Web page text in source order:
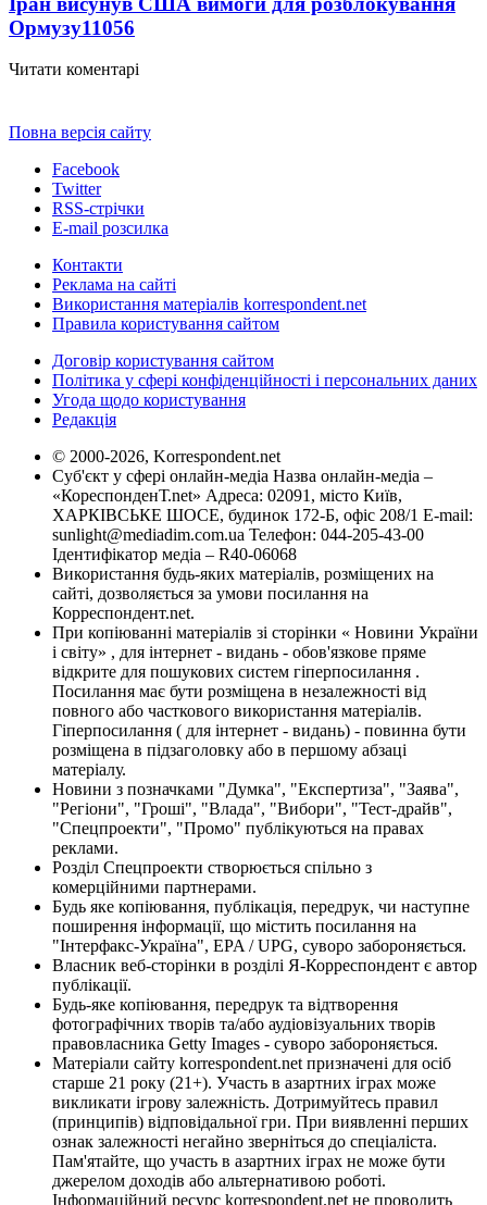
Ормузу11056
Читати коментарі
Повна версія сайту
Facebook
Twitter
RSS-стрічки
E-mail розсилка
Контакти
Реклама на сайті
Використання матеріалів korrespondent.net
Правила користування сайтом
Договір користування сайтом
Політика у сфері конфіденційності і персональних даних
Угода щодо користування
Редакція
© 2000-2026, Korrespondent.net
Суб'єкт у сфері онлайн-медіа Назва онлайн-медіа –
«КореспонденТ.net» Адреса: 02091, місто Київ,
ХАРКІВСЬКЕ ШОСЕ, будинок 172-Б, офіс 208/1 E-mail:
sunlight@mediadim.com.ua Телефон: 044-205-43-00
Ідентифікатор медіа – R40-06068
Використання будь-яких матеріалів, розміщених на
сайті, дозволяється за умови посилання на
Корреспондент.net.
При копіюванні матеріалів зі сторінки « Новини України
і світу» , для інтернет - видань - обов'язкове пряме
відкрите для пошукових систем гіперпосилання .
Посилання має бути розміщена в незалежності від
повного або часткового використання матеріалів.
Гіперпосилання ( для інтернет - видань) - повинна бути
розміщена в підзаголовку або в першому абзаці
матеріалу.
Новини з позначками "Думка", "Експертиза", "Заява",
"Регіони", "Гроші", "Влада", "Вибори", "Тест-драйв",
"Спецпроекти", "Промо" публікуються на правах
реклами.
Розділ Спецпроекти створюється спільно з
комерційними партнерами.
Будь яке копіювання, публікація, передрук, чи наступне
поширення інформації, що містить посилання на
"Інтерфакс-Україна", EPA / UPG, суворо забороняється.
Власник веб-сторінки в розділі Я-Корреспондент є автор
публікації.
Будь-яке копіювання, передрук та відтворення
фотографічних творів та/або аудіовізуальних творів
правовласника Getty Images - суворо забороняється.
Матеріали сайту korrespondent.net призначені для осіб
старше 21 року (21+). Участь в азартних іграх може
викликати ігрову залежність. Дотримуйтесь правил
(принципів) відповідальної гри. При виявленні перших
ознак залежності негайно зверніться до спеціаліста.
Пам'ятайте, що участь в азартних іграх не може бути
джерелом доходів або альтернативою роботі.
Інформаційний ресурс korrespondent.net не проводить